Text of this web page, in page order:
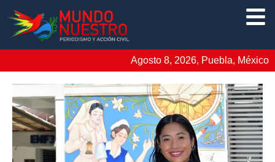
Agosto 8, 2026, Puebla, México